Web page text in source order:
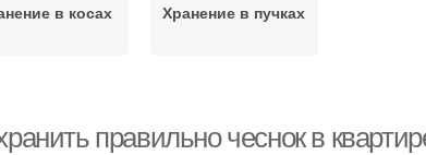
в косах Хранение в пучках
правильно чеснок в